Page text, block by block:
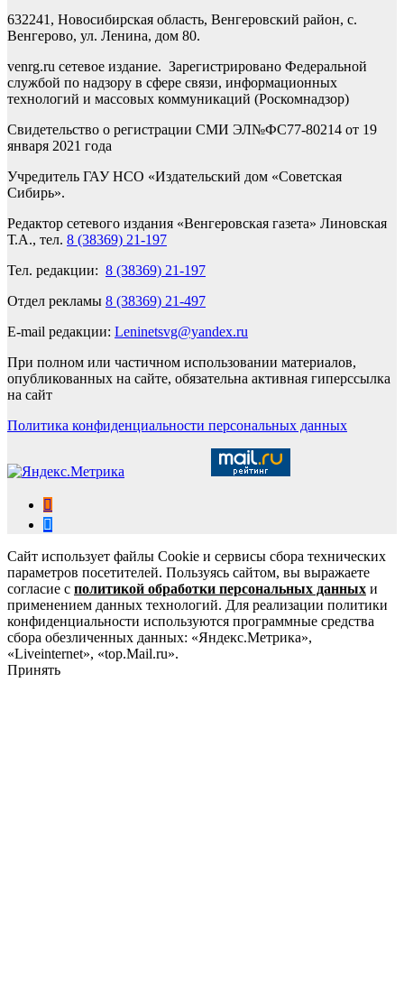
632241, Новосибирская область, Венгеровский район, с.
Венгерово, ул. Ленина, дом 80.
venrg.ru сетевое издание. Зарегистрировано Федеральной
службой по надзору в сфере связи, информационных
технологий и массовых коммуникаций (Роскомнадзор)
Свидетельство о регистрации СМИ ЭЛ№ФС77-80214 от 19
января 2021 года
Учредитель ГАУ НСО «Издательский дом «Советская
Сибирь».
Редактор сетевого издания «Венгеровская газета» Линовская
Т.А., тел. 8 (38369) 21-197
Тел. редакции: 8 (38369) 21-197
Отдел рекламы 8 (38369) 21-497
E-mail редакции: Leninetsvg@yandex.ru
При полном или частичном использовании материалов,
опубликованных на сайте, обязательна активная гиперссылка
на сайт
Политика конфиденциальности персональных данных
Сайт использует файлы Cookie и сервисы сбора технических
параметров посетителей. Пользуясь сайтом, вы выражаете
согласие с политикой обработки персональных данных и
применением данных технологий. Для реализации политики
конфиденциальности используются программные средства
сбора обезличенных данных: «Яндекс.Метрика»,
«Liveinternet», «top.Mail.ru».
Принять